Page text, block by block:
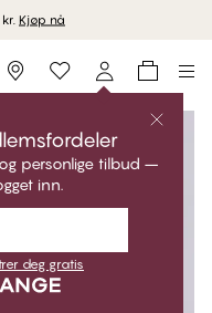
Kjøp nå
Storefinder
personlige tilbud –
inn.
deg gratis